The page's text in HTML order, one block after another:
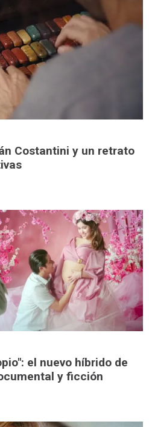
Costantini y un retrato
el nuevo híbrido de
y ficción